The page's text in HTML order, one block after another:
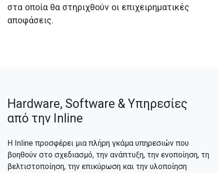
στα οποία θα στηριχθούν οι επιχειρηματικές
αποφάσεις.
Hardware, Software & Υπηρεσίες
από την Inline
Η Inline προσφέρει μια πλήρη γκάμα υπηρεσιών που
βοηθούν στο σχεδιασμό, την ανάπτυξη, την ενοποίηση, τη
βελτιστοποίηση, την επικύρωση και την υλοποίηση